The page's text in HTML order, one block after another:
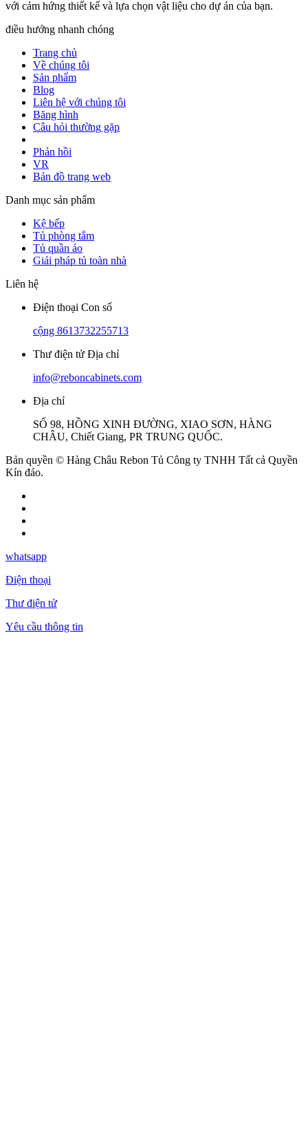
với cảm hứng thiết kế và lựa chọn vật liệu cho dự án của bạn.
điều hướng nhanh chóng
Trang chủ
Về chúng tôi
Sản phẩm
Blog
Liên hệ với chúng tôi
Băng hình
Câu hỏi thường gặp
Phản hồi
VR
Bản đồ trang web
Danh mục sản phẩm
Kệ bếp
Tủ phòng tắm
Tủ quần áo
Giải pháp tủ toàn nhà
Liên hệ
Điện thoại Con số
cộng 8613732255713
Thư điện tử Địa chỉ
info@reboncabinets.com
Địa chỉ
SỐ 98, HỒNG XINH ĐƯỜNG, XIAO SƠN, HÀNG
CHÂU, Chiết Giang, PR TRUNG QUỐC.
Bản quyền © Hàng Châu Rebon Tủ Công ty TNHH Tất cả Quyền
Kín đáo.
whatsapp
Điện thoại
Thư điện tử
Yêu cầu thông tin